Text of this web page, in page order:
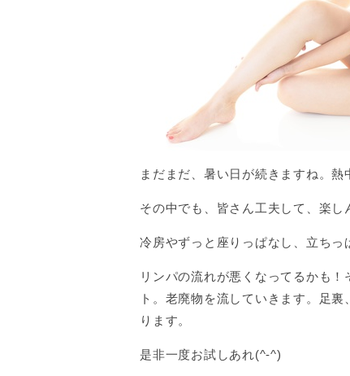
まだまだ、暑い日が続きますね。熱
その中でも、皆さん工夫して、楽
冷房やずっと座りっぱなし、立ちっ
リンパの流れが悪くなってるかも
ト。老廃物を流していきます。足
ります。
是非一度お試しあれ(^-^)